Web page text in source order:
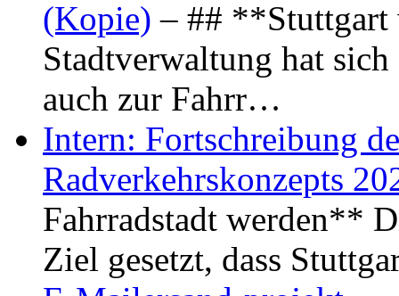
(Kopie) – ## **Stuttgart
Stadtverwaltung hat
auch zur Fahrr…
Intern: Fortschreibung
Radverkehrskonzepts
Fahrradstadt werden**
Ziel gesetzt, dass